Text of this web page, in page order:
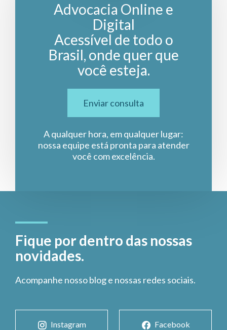
Advocacia Online e
Digital
Acessível de todo o
Brasil, onde quer que
você esteja.
Enviar consulta
A qualquer hora, em qualquer lugar:
nossa equipe está pronta para atender
você com excelência.
Fique por dentro das nossas
novidades.
Acompanhe nosso blog e nossas redes sociais.
Instagram Facebook